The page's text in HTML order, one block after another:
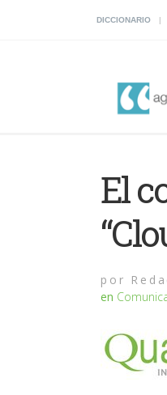
DICCIONARIO
El
por
en